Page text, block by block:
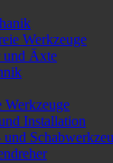
Werkzeuge
und Äxte
Werkzeuge
Installation
und